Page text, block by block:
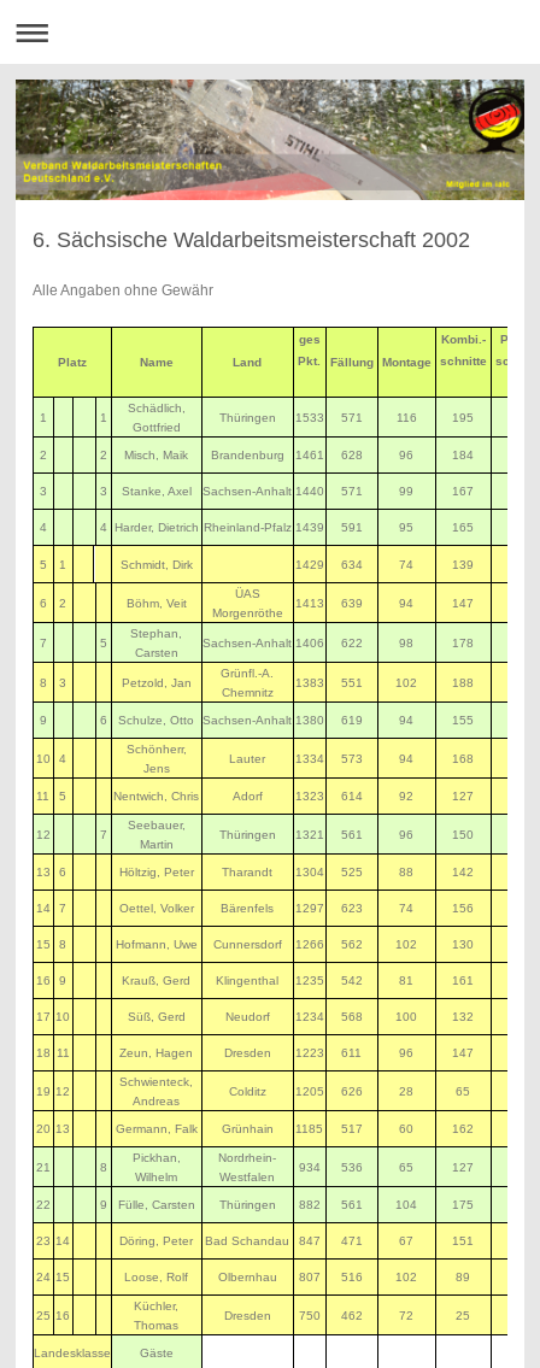
6. Sächsische Waldarbeitsmeisterschaft 2002
Alle Angaben ohne Gewähr
Platz Name Land
ges
Fällung
Montage
Kombi.-
Präzi.-
Pkt.
schnitte
1 1
Schädlich,
Gottfried
Thüringen 1533 571 116 195
2 2 Misch, Maik Brandenburg 1461 628 96 184
3 3 Stanke, Axel Sachsen-Anhalt 1440 571 99 167
4 4 Harder, Dietrich Rheinland-Pfalz 1439 591 95 165
5 1 Schmidt, Dirk 1429 634 74 139
6 2 Böhm, Veit
ÜAS
Morgenröthe
1413 639 94 147
7 5
Stephan,
Carsten
Sachsen-Anhalt 1406 622 98 178
8 3 Petzold, Jan
Grünfl.-A.
Chemnitz
1383 551 102 188
9 6 Schulze, Otto Sachsen-Anhalt 1380 619 94 155
10 4
Schönherr,
Jens
Lauter 1334 573 94 168
11 5 Nentwich, Chris Adorf 1323 614 92 127
12 7
Seebauer,
Martin
Thüringen 1321 561 96 150
13 6 Höltzig, Peter Tharandt 1304 525 88 142
14 7 Oettel, Volker Bärenfels 1297 623 74 156
15 8 Hofmann, Uwe Cunnersdorf 1266 562 102 130
16 9 Krauß, Gerd Klingenthal 1235 542 81 161
17 10 Süß, Gerd Neudorf 1234 568 100 132
18 11 Zeun, Hagen Dresden 1223 611 96 147
19 12
Schwienteck,
Andreas
Colditz 1205 626 28 65
20 13 Germann, Falk Grünhain 1185 517 60 162
21 8
Pickhan,
Wilhelm
Nordrhein-
Westfalen
934 536 65 127
22 9 Fülle, Carsten Thüringen 882 561 104 175
23 14 Döring, Peter Bad Schandau 847 471 67 151
24 15 Loose, Rolf Olbernhau 807 516 102 89
25 16
Küchler,
Thomas
Dresden 750 462 72 25
Landesklasse Gäste